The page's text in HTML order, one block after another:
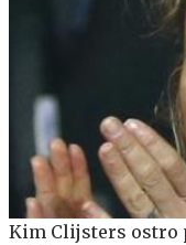
Kim Clijsters ostro